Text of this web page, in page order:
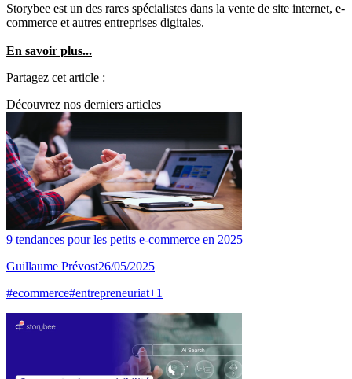
Storybee est un des rares spécialistes dans la vente de site internet, e-
commerce et autres entreprises digitales.
En savoir plus...
Partagez cet article :
Découvrez nos derniers articles
9 tendances pour les petits e-commerce en 2025
Guillaume Prévost26/05/2025
#ecommerce#entrepreneuriat+1